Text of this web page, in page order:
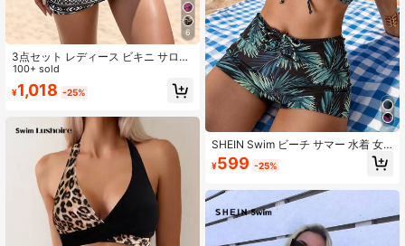
6
3点セット レディース ビキニ サロン
スカート付き、ウエストタイ スリム
フィット 水着 バケーション ビーチ
ブラック 夏
100+ sold
¥1,018 -25%
SHEIN Swim ビーチ サマー 水着 女
性用 トロピカル プリント ビキニセ
ット
¥599 -25%